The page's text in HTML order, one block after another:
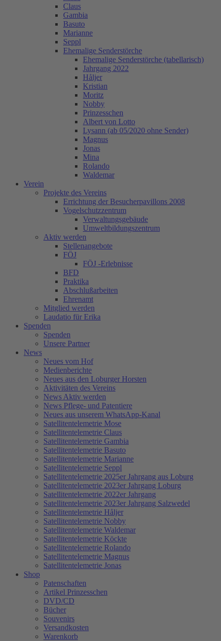
Claus
Gambia
Basuto
Marianne
Seppl
Ehemalige Senderstörche
Ehemalige Senderstörche (tabellarisch)
Jahrgang 2022
Håljer
Kristian
Moritz
Nobby
Prinzesschen
Albert von Lotto
Lysann (ab 05/2020 ohne Sender)
Magnus
Jonas
Mina
Rolando
Waldemar
Verein
Projekte des Vereins
Errichtung der Besucherpavillons 2008
Vogelschutzzentrum
Verwaltungsgebäude
Umweltbildungszentrum
Aktiv werden
Stellenangebote
FÖJ
FÖJ -Erlebnisse
BFD
Praktika
Abschlußarbeiten
Ehrenamt
Mitglied werden
Laudatio für Erika
Spenden
Spenden
Unsere Partner
News
Neues vom Hof
Medienberichte
Neues aus den Loburger Horsten
Aktivitäten des Vereins
News Aktiv werden
News Pflege- und Patentiere
Neues aus unserem WhatsApp-Kanal
Satellitentelemetrie Mose
Satellitentelemetrie Claus
Satellitentelemetrie Gambia
Satellitentelemetrie Basuto
Satellitentelemetrie Marianne
Satellitentelemetrie Seppl
Satellitentelemetrie 2025er Jahrgang aus Loburg
Satellitentelemetrie 2023er Jahrgang Loburg
Satellitentelemetrie 2022er Jahrgang
Satellitentelemetrie 2023er Jahrgang Salzwedel
Satellitentelemetrie Håljer
Satellitentelemetrie Nobby
Satellitentelemetrie Waldemar
Satellitentelemetrie Köckte
Satellitentelemetrie Rolando
Satellitentelemetrie Magnus
Satellitentelemetrie Jonas
Shop
Patenschaften
Artikel Prinzesschen
DVD/CD
Bücher
Souvenirs
Versandkosten
Warenkorb